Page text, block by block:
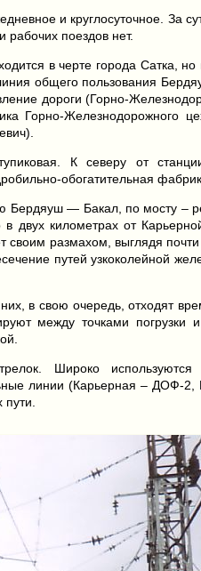
и круглосуточное. За
рабочих поездов нет.
в черте города Сатка, но
общего пользования
дороги (Горно-
Горно-Железнодорожного
К северу от
обогатительная
Бердяуш — Бакал, по мосту –
двух километрах от
размахом, выглядя почти
путей узкоколейной
в свою очередь, отходят
между точками погрузки
Широко используются
линии (Карьерная – ДОФ-2,